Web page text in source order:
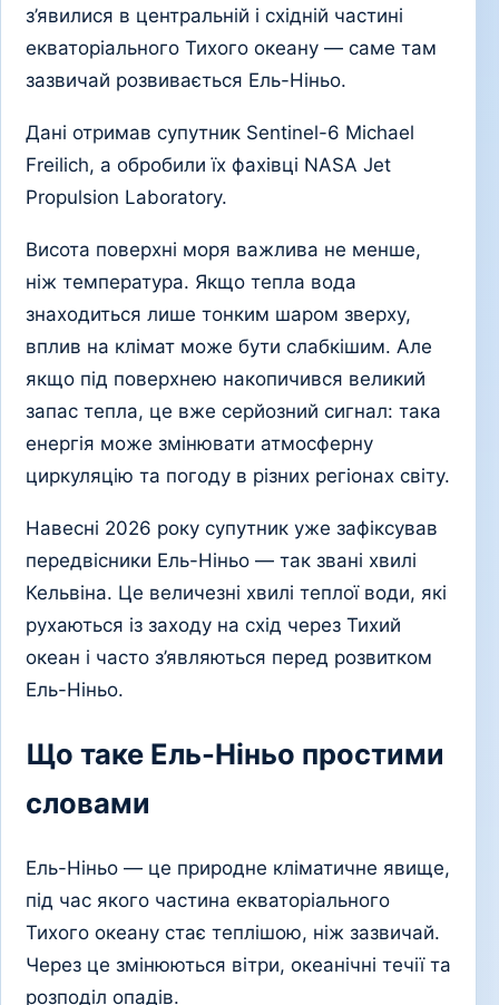
з’явилися в центральній і східній частині
екваторіального Тихого океану — саме там
зазвичай розвивається Ель-Ніньо.
Дані отримав супутник Sentinel-6 Michael
Freilich, а обробили їх фахівці NASA Jet
Propulsion Laboratory.
Висота поверхні моря важлива не менше,
ніж температура. Якщо тепла вода
знаходиться лише тонким шаром зверху,
вплив на клімат може бути слабкішим. Але
якщо під поверхнею накопичився великий
запас тепла, це вже серйозний сигнал: така
енергія може змінювати атмосферну
циркуляцію та погоду в різних регіонах світу.
Навесні 2026 року супутник уже зафіксував
передвісники Ель-Ніньо — так звані хвилі
Кельвіна. Це величезні хвилі теплої води, які
рухаються із заходу на схід через Тихий
океан і часто з’являються перед розвитком
Ель-Ніньо.
Що таке Ель-Ніньо простими
словами
Ель-Ніньо — це природне кліматичне явище,
під час якого частина екваторіального
Тихого океану стає теплішою, ніж зазвичай.
Через це змінюються вітри, океанічні течії та
розподіл опадів.